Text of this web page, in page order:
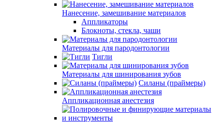
Нанесение, замешивание материалов
Аппликаторы
Блокноты, стекла, чаши
Материалы для пародонтологии
Тигли
Материалы для шинирования зубов
Силаны (праймеры)
Аппликационная анестезия